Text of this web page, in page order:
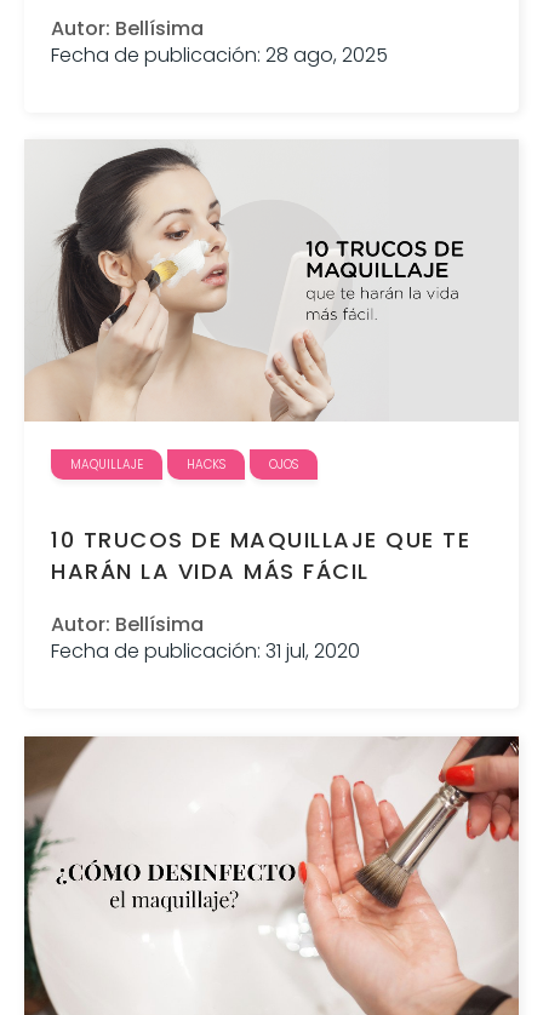
Autor: Bellísima
Fecha de publicación: 28 ago, 2025
MAQUILLAJE HACKS OJOS
10 TRUCOS DE MAQUILLAJE QUE TE
HARÁN LA VIDA MÁS FÁCIL
Autor: Bellísima
Fecha de publicación: 31 jul, 2020